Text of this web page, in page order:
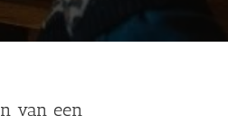
van een